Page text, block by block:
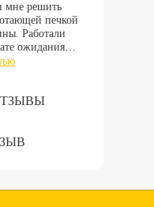
мне решить
печкой
Работали
ожидания…